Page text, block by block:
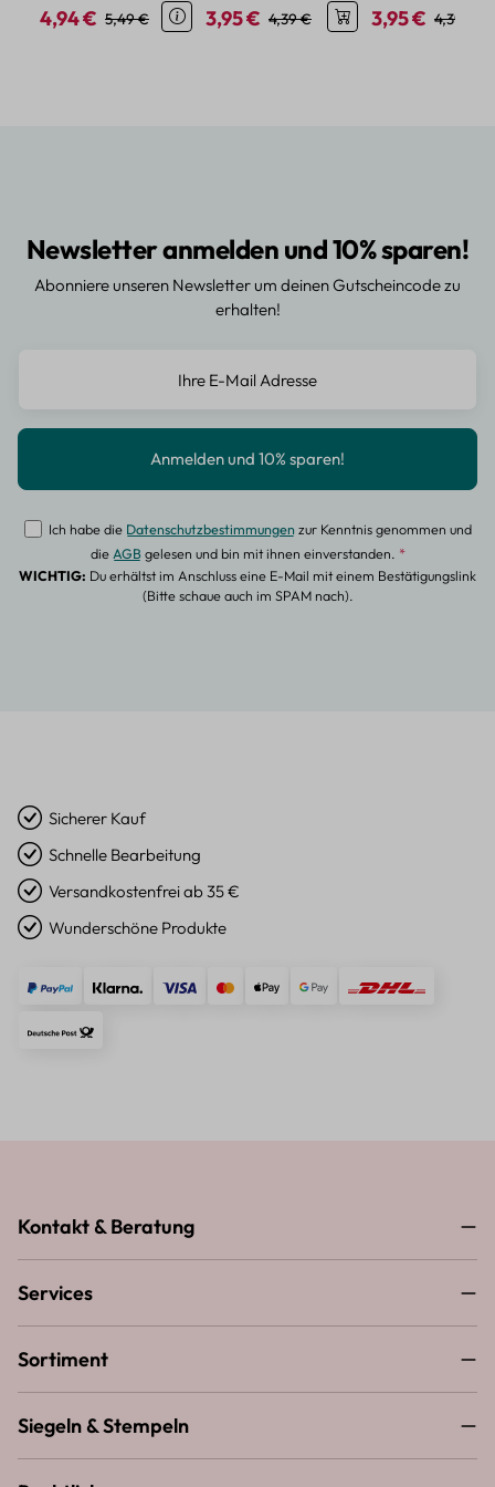
Verkaufspreis:
4,94 € Regulärer Preis:
5,49 € Verkaufspreis:
3,95 € Regulärer Preis:
4,39 €
Verkaufspreis:
3,95 € 4,39 €
Newsletter anmelden und 10% sparen!
Abonniere unseren Newsletter um deinen Gutscheincode zu
erhalten!
Ich habe die Datenschutzbestimmungenzur Kenntnis genommen und
dieAGBgelesen und bin mit ihnen einverstanden. *
WICHTIG: Du erhältst im Anschluss eine E-Mail mit einem Bestätigungslink
(Bitte schaue auch im SPAM nach).
Sicherer Kauf
Schnelle Bearbeitung
Versandkostenfrei ab 35 €
Wunderschöne Produkte
Kontakt & Beratung
Services
Sortiment
Siegeln & Stempeln